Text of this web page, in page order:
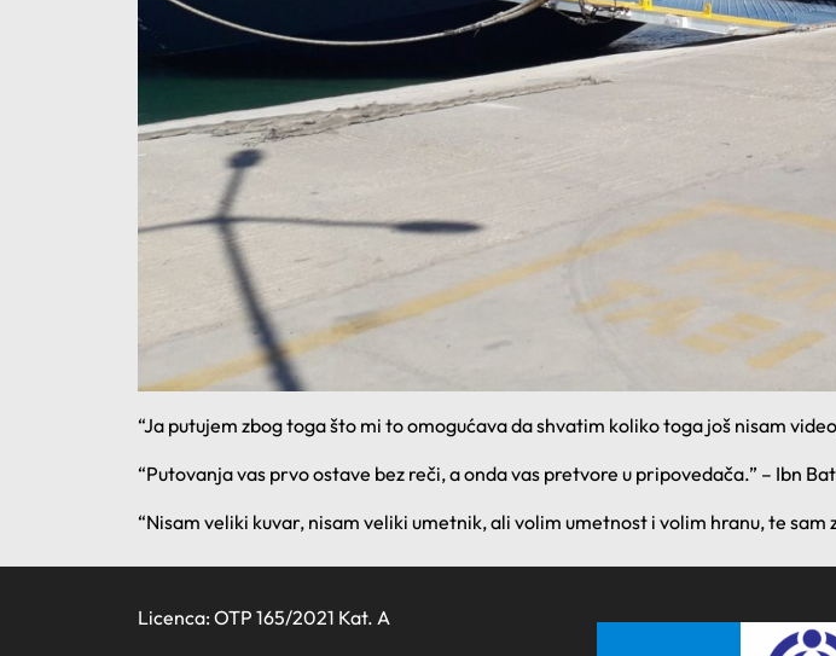
“Ja putujem zbog toga što mi to omogućava da shvatim koliko toga još nisam
“Putovanja vas prvo ostave bez reči, a onda vas pretvore u pripovedača.” – Ibn
“Nisam veliki kuvar, nisam veliki umetnik, ali volim umetnost i volim hranu, te
Licenca: OTP 165/2021 Kat. A